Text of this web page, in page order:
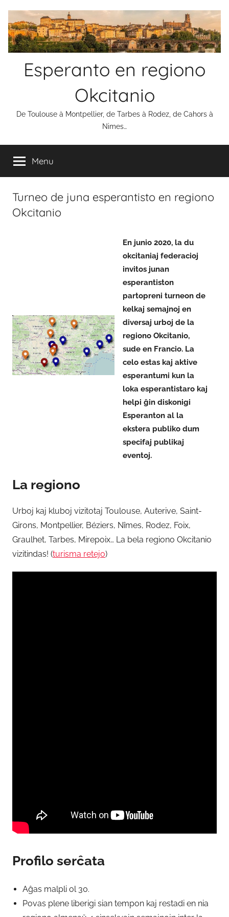
content
Esperanto en regiono
Okcitanio
De Toulouse à Montpellier, de Tarbes à Rodez, de Cahors à
Nimes…
Menu
Turneo de juna esperantisto en regiono
Okcitanio
En junio 2020, la du
okcitaniaj federacioj
invitos junan
esperantiston
partopreni turneon de
kelkaj semajnoj en
diversaj urboj de la
regiono Okcitanio,
sude en Francio. La
celo estas kaj aktive
esperantumi kun la
loka esperantistaro kaj
helpi ĝin diskonigi
Esperanton al la
ekstera publiko dum
specifaj publikaj
eventoj.
La regiono
Urboj kaj kluboj vizitotaj Toulouse, Auterive, Saint-
Girons, Montpellier, Béziers, Nîmes, Rodez, Foix,
Graulhet, Tarbes, Mirepoix… La bela regiono Okcitanio
vizitindas! (turisma retejo)
Profilo serĉata
Aĝas malpli ol 30.
Povas plene liberigi sian tempon kaj restadi en nia